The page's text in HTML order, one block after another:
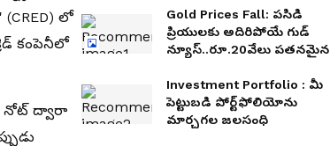
లో
కంపెనీలో
నోట్ ద్వారా
Gold Prices Fall: పసిడి
ప్రియులకు అదిరిపోయే గుడ్
న్యూస్..రూ.20వేలు పతనమైన
Investment Portfolio : మీ
పెట్టుబడి పోర్ట్‌ఫోలియోను
మార్చగల జలసంధి